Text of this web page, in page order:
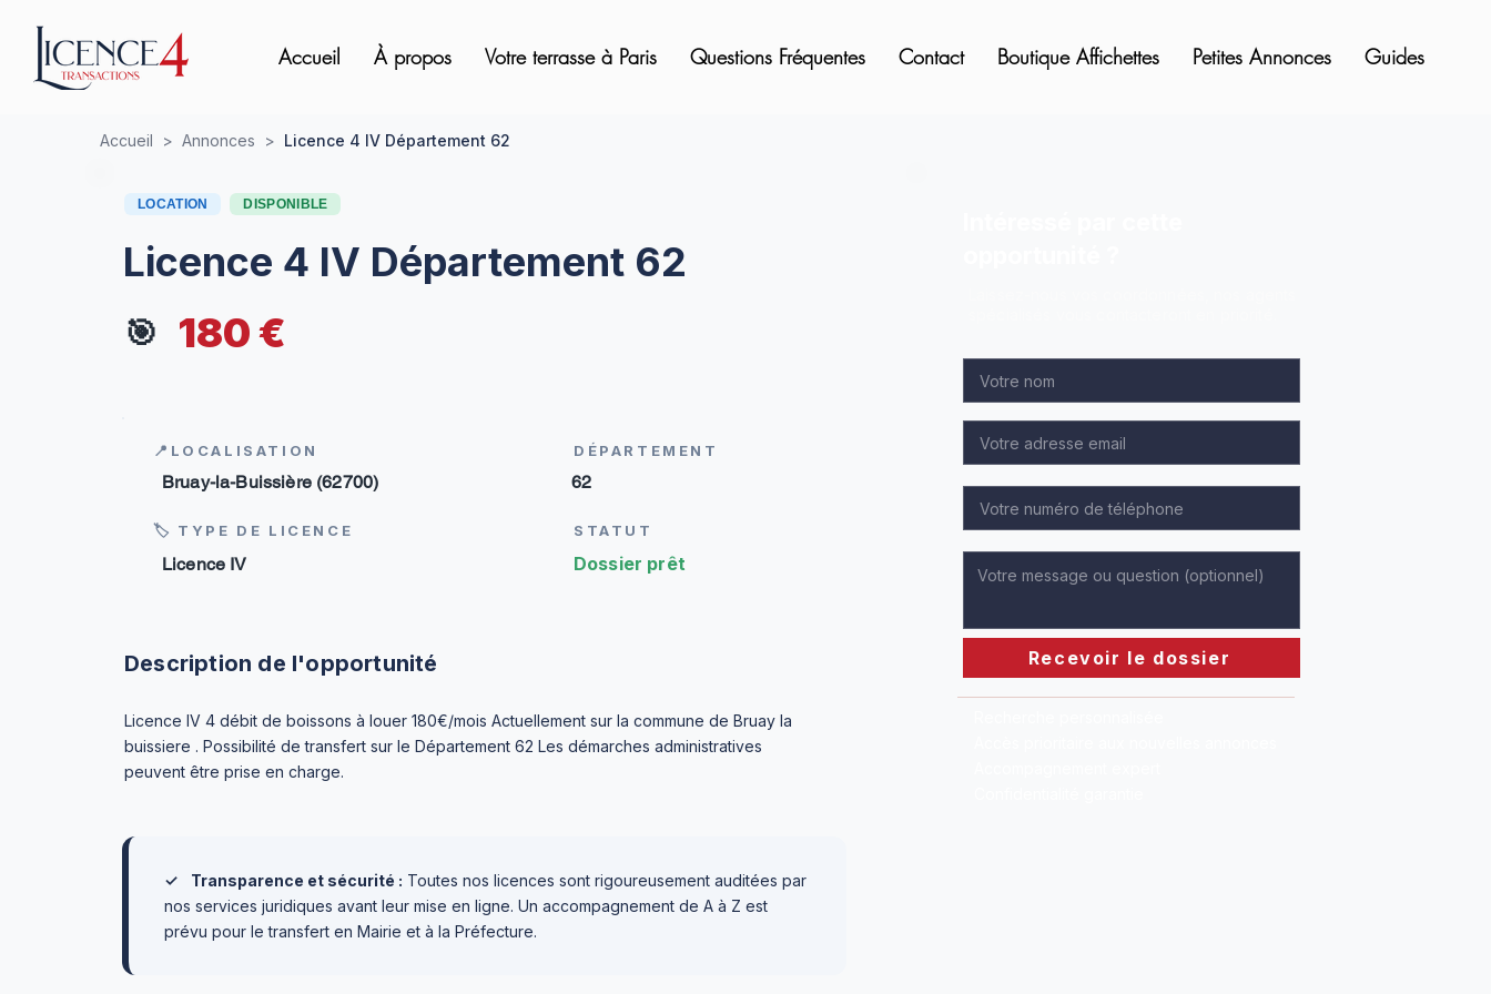
Accueil À propos Votre terrasse à Paris Questions Fréquentes Contact Boutique Affichettes Petites Annonces Guides
Accueil > Annonces > Licence 4 IV Département 62
LOCATION DISPONIBLE
Licence 4 IV Département 62
🎯 180 €
📍LOCALISATION
Bruay-la-Buissière (62700)
🏷 TYPE DE LICENCE
Licence IV
DÉPARTEMENT
62
STATUT
Dossier prêt
Description de l'opportunité
Licence IV 4 débit de boissons à louer 180€/mois Actuellement sur la commune de Bruay la
buissiere . Possibilité de transfert sur le Département 62 Les démarches administratives
peuvent être prise en charge.
✓ Transparence et sécurité : Toutes nos licences sont rigoureusement auditées par
nos services juridiques avant leur mise en ligne. Un accompagnement de A à Z est
prévu pour le transfert en Mairie et à la Préfecture.
Recevoir le dossier